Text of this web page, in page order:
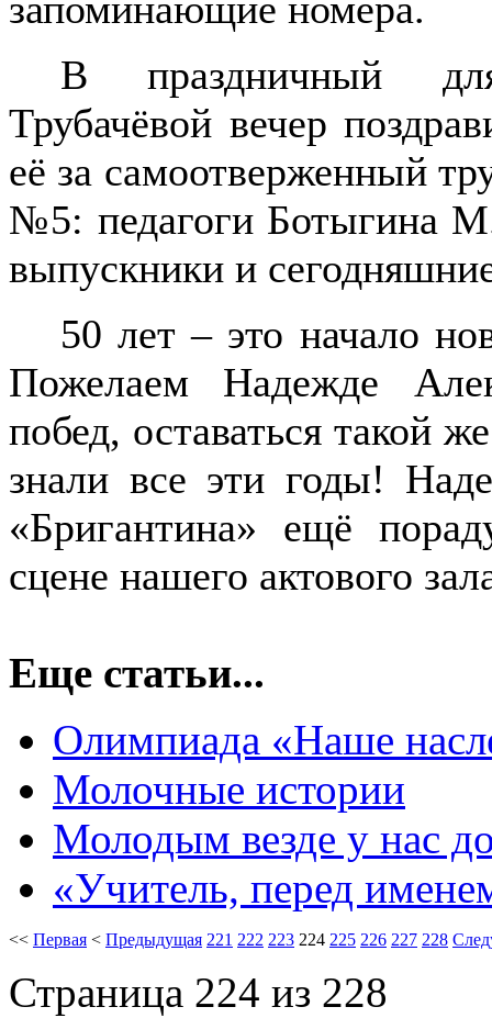
В праздничный
Трубачёвой вечер
её за самоотверженный
№5: педагоги Ботыгина
выпускники и
50 лет – это начало
Пожелаем Надежде
побед, оставаться такой
знали все эти годы!
«Бригантина» ещё
сцене нашего актового
Еще статьи...
Олимпиада «Наше
Молочные истории
Молодым везде у нас
«Учитель, перед
<< Первая < Предыдущая 221 222 223 224 225 226 227 228
Страница 224 из 228